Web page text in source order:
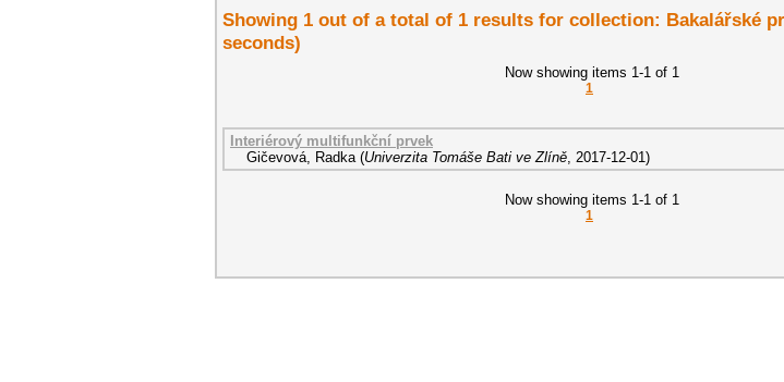
Showing 1 out of a total of 1 results for collection: Bakalářské
seconds)
Now showing items 1-1 of 1
1
Interiérový multifunkční prvek
Gičevová, Radka (Univerzita Tomáše Bati ve Zlíně, 2017-12-01)
Now showing items 1-1 of 1
1